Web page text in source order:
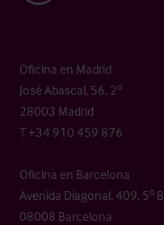
Oficina en Madrid
José Abascal, 56, 2º
28003 Madrid
T +34 910 459 876
Oficina en Barcelona
Avenida Diagonal, 409, 5º B
08008 Barcelona